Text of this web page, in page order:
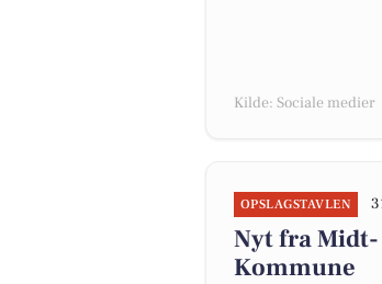
Kilde: Sociale medier
OPSLAGSTAVLEN
Nyt fra
Kommune